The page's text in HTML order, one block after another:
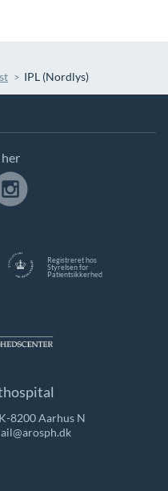
IPL (Nordlys)
Registreret hos
Styrelsen for
Patientsikkerhed
8200 Aarhus N